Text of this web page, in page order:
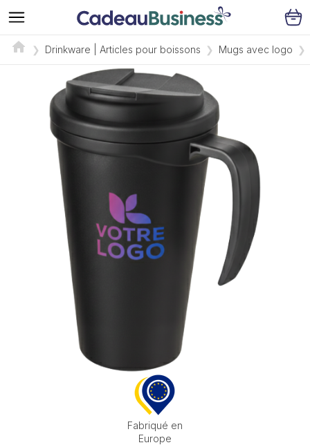
Drinkware | Articles pour boissons Mugs avec logo
Fabriqué en
Europe